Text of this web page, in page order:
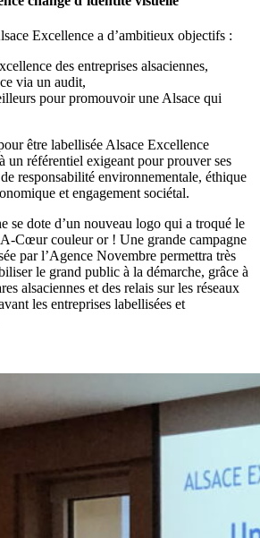
Excellence a d’ambitieux objectifs :
des entreprises alsaciennes,
via un audit,
pour promouvoir une Alsace qui
être labellisée Alsace Excellence
un référentiel exigeant pour prouver ses
responsabilité environnementale, éthique
et engagement sociétal.
se dote d’un nouveau logo qui a troqué le
Cœur couleur or ! Une grande campagne
par l’Agence Novembre permettra très
le grand public à la démarche, grâce à
alsaciennes et des relais sur les réseaux
les entreprises labellisées et